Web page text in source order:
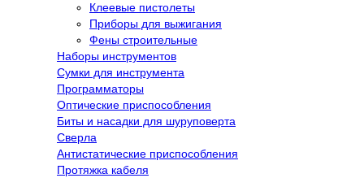
Клеевые пистолеты
Приборы для выжигания
Фены строительные
Наборы инструментов
Сумки для инструмента
Программаторы
Оптические приспособления
Биты и насадки для шуруповерта
Сверла
Антистатические приспособления
Протяжка кабеля